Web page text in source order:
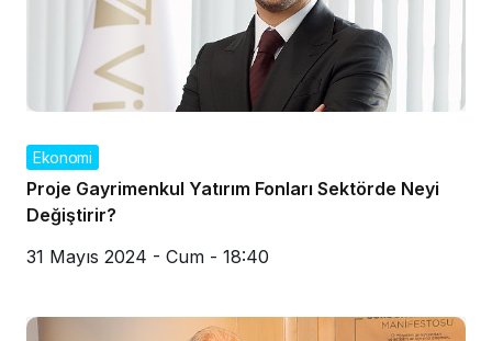
Ekonomi
Proje Gayrimenkul Yatırım Fonları Sektörde Neyi
Değiştirir?
31 Mayıs 2024 - Cum - 18:40